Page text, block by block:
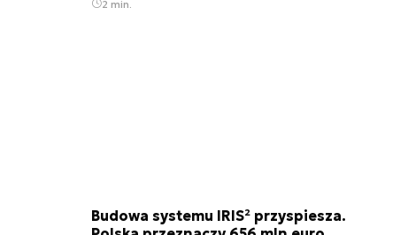
2 min.
Budowa systemu IRIS² przyspiesza.